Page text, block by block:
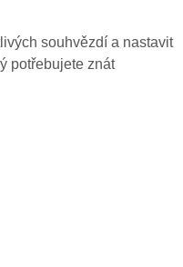
souhvězdí a nastavit
potřebujete znát